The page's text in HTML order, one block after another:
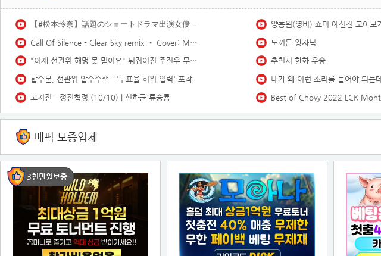
【#松本玲奈】話題のショートドラマ出演女優が待望の水着グラビアに挑戦！――デジタル写真集『21歳の奇跡』好評発売中！ Reina Matsumoto
Call Of Silence - Clear Sky remix • Cover: Mirai | Atack on titan ost | Cover - Vtuber
"이제 선관위 해명 못 믿어요" 뒤집어진 주진우 무슨 일이길래
합수본, 선관위 압수수색…'투표율 허위 입력' 포착
고지전 – 정전협정 (10/10) | 신하균 류승룡
도끼든 왕자님
추천시 한화 우승
내가 왜 이런 소리를 들어야 되는데
베픽 보증업체
3천만원보증